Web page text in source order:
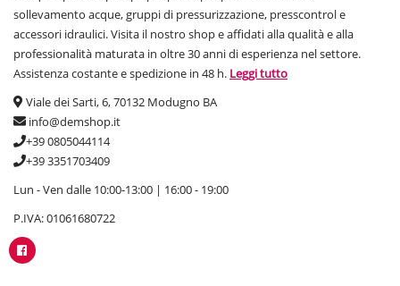
sollevamento acque, gruppi di pressurizzazione, presscontrol e
accessori idraulici. Visita il nostro shop e affidati alla qualità e alla
professionalità maturata in oltre 30 anni di esperienza nel settore.
Assistenza costante e spedizione in 48 h. Leggi tutto
Viale dei Sarti, 6, 70132 Modugno BA
info@demshop.it
+39 0805044114
+39 3351703409
Lun - Ven dalle 10:00-13:00 | 16:00 - 19:00
P.IVA: 01061680722